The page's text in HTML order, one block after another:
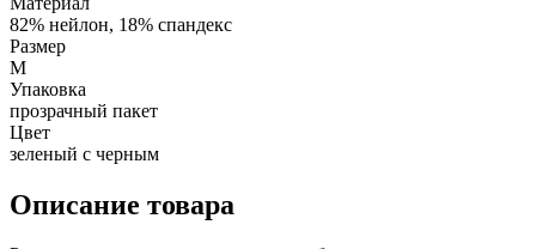
82% нейлон, 18% спандекс
Размер
M
Упаковка
прозрачный пакет
Цвет
зеленый с черным
Описание товара